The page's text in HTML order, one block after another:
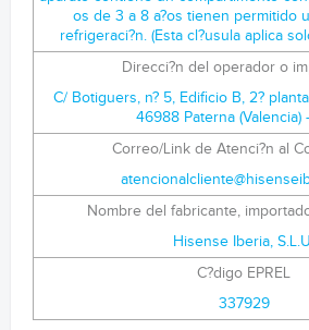
Direcci?n del operador o
C/ Botiguers, n? 5, Edificio B, 2?
46988 Paterna (Valencia)
Correo/Link de Atenci?n al
Nombre del fabricante,
Hisense Iberia,
C?digo EPREL
337929